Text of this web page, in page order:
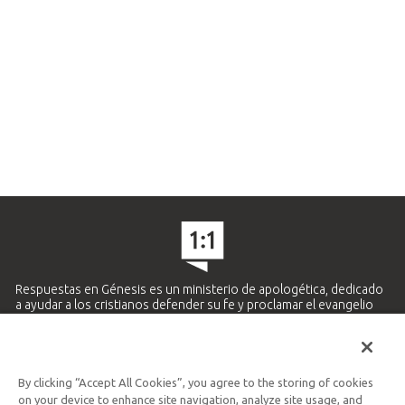
Respuestas en Génesis es un ministerio de apologética, dedicado
a ayudar a los cristianos defender su fe y proclamar el evangelio
Ministerio Hispano y Latinoamericano
By clicking “Accept All Cookies”, you agree to the storing of cookies
on your device to enhance site navigation, analyze site usage, and